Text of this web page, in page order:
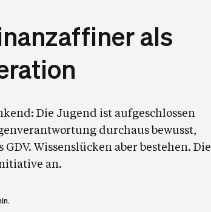
als
Die Jugend ist aufgeschlossen
durchaus bewusst,
Wissenslücken aber bestehen. Die
an.